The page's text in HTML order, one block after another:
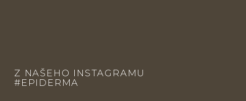
AZ NAŠEHO INSTAGRAMU
#EPIDERMA